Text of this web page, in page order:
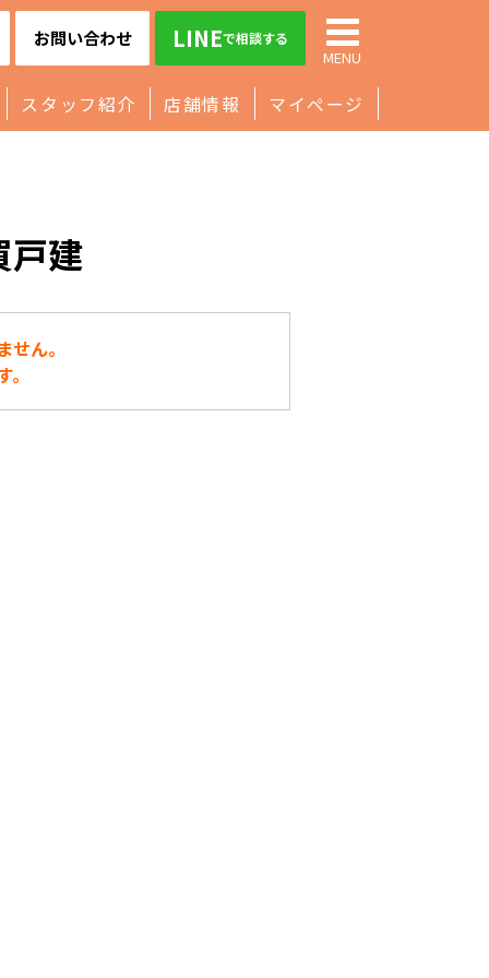
お問い合わせ LINEで相談する
MENU
スタッフ紹介 店舗情報 マイページ
戸建
ん。